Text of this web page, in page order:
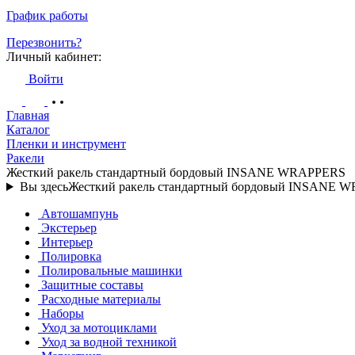
График работы
Перезвонить?
Личный кабинет:
Войти
Главная
Каталог
Пленки и инструмент
Ракели
Жесткий ракель стандартный бордовый INSANE WRAPPERS
Вы здесьЖесткий ракель стандартный бордовый INSANE
Автошампунь
Экстерьер
Интерьер
Полировка
Полировальные машинки
Защитные составы
Расходные материалы
Наборы
Уход за мотоциклами
Уход за водной техникой